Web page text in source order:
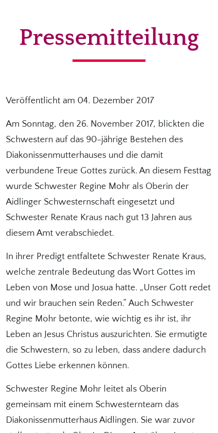
Pressemitteilung
Veröffentlicht am 04. Dezember 2017
Am Sonntag, den 26. November 2017, blickten die
Schwestern auf das 90-jährige Bestehen des
Diakonissenmutterhauses und die damit
verbundene Treue Gottes zurück. An diesem Festtag
wurde Schwester Regine Mohr als Oberin der
Aidlinger Schwesternschaft eingesetzt und
Schwester Renate Kraus nach gut 13 Jahren aus
diesem Amt verabschiedet.
In ihrer Predigt entfaltete Schwester Renate Kraus,
welche zentrale Bedeutung das Wort Gottes im
Leben von Mose und Josua hatte. „Unser Gott redet
und wir brauchen sein Reden.“ Auch Schwester
Regine Mohr betonte, wie wichtig es ihr ist, ihr
Leben an Jesus Christus auszurichten. Sie ermutigte
die Schwestern, so zu leben, dass andere dadurch
Gottes Liebe erkennen können.
Schwester Regine Mohr leitet als Oberin
gemeinsam mit einem Schwesternteam das
Diakonissenmutterhaus Aidlingen. Sie war zuvor